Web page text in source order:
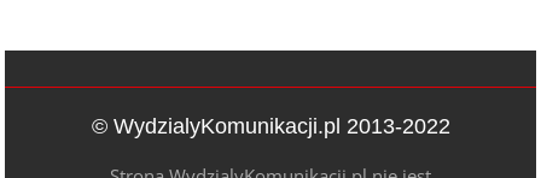
© WydzialyKomunikacji.pl 2013-2022